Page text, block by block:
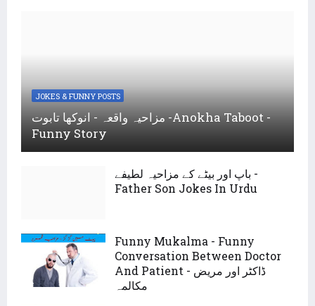
JOKES & FUNNY POSTS
مزاحیہ واقعہ - انوکھا تابوت -Anokha Taboot -
Funny Story
باپ اور بیٹے کے مزاحیہ لطیفے -
Father Son Jokes In Urdu
Funny Mukalma - Funny
Conversation Between Doctor
And Patient - ڈاکٹر اور مریض
مکالمہ